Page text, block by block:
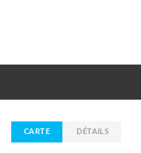
CARTE DÉTAILS